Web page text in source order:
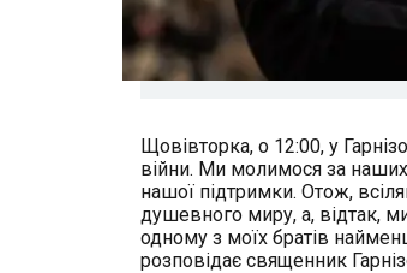
Щовівторка, о 12:00, у
війни. Ми молимося за наших
нашої підтримки. Отож,
душевного миру, а, відтак,
одному з моїх братів
розповідає священник